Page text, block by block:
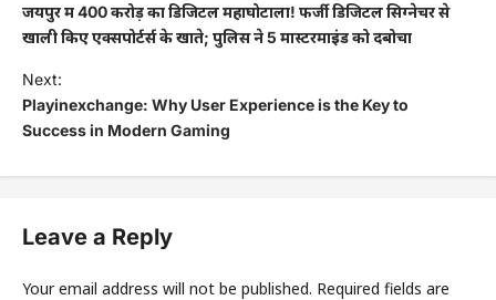
जयपुर में 400 करोड़ का डिजिटल महाघोटाला! फर्जी डिजिटल सिग्नेचर से
खाली किए एक्सपोर्टर्स के खाते; पुलिस ने 5 मास्टरमाइंड को दबोचा
Next:
Playinexchange: Why User Experience is the Key to
Success in Modern Gaming
Leave a Reply
Your email address will not be published. Required fields are